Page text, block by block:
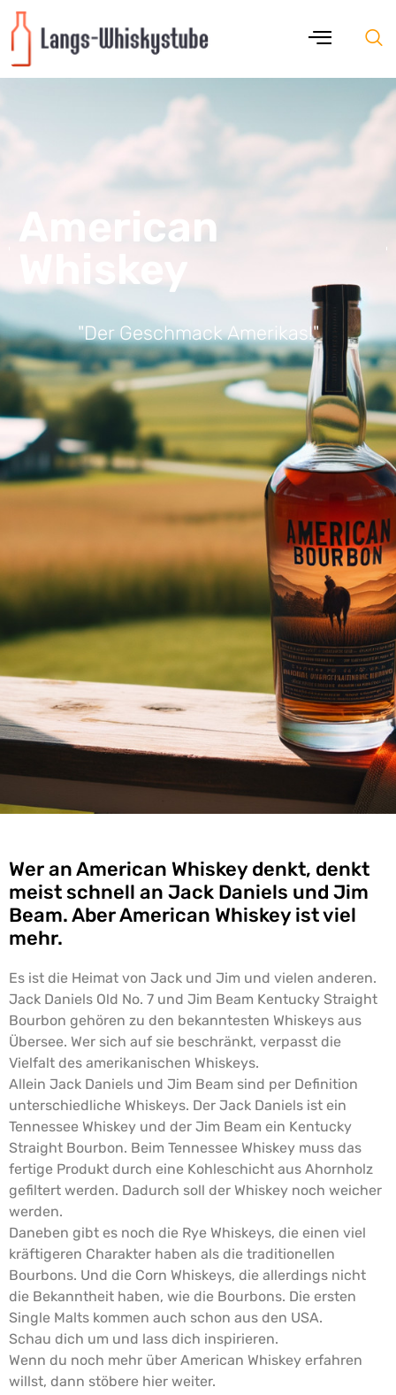
American
Whiskey
"Der Geschmack Amerikas!"
Wer an American Whiskey denkt, denkt
meist schnell an Jack Daniels und Jim
Beam. Aber American Whiskey ist viel
mehr.
Es ist die Heimat von Jack und Jim und vielen anderen.
Jack Daniels Old No. 7 und Jim Beam Kentucky Straight
Bourbon gehören zu den bekanntesten Whiskeys aus
Übersee. Wer sich auf sie beschränkt, verpasst die
Vielfalt des amerikanischen Whiskeys.
Allein Jack Daniels und Jim Beam sind per Definition
unterschiedliche Whiskeys. Der Jack Daniels ist ein
Tennessee Whiskey und der Jim Beam ein Kentucky
Straight Bourbon. Beim Tennessee Whiskey muss das
fertige Produkt durch eine Kohleschicht aus Ahornholz
gefiltert werden. Dadurch soll der Whiskey noch weicher
werden.
Daneben gibt es noch die Rye Whiskeys, die einen viel
kräftigeren Charakter haben als die traditionellen
Bourbons. Und die Corn Whiskeys, die allerdings nicht
die Bekanntheit haben, wie die Bourbons. Die ersten
Single Malts kommen auch schon aus den USA.
Schau dich um und lass dich inspirieren.
Wenn du noch mehr über American Whiskey erfahren
willst, dann stöbere hier weiter.